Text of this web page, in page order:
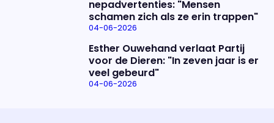
nepadvertenties: "Mensen
schamen zich als ze erin trappen"
04-06-2026
Esther Ouwehand verlaat Partij
voor de Dieren: "In zeven jaar is er
veel gebeurd"
04-06-2026